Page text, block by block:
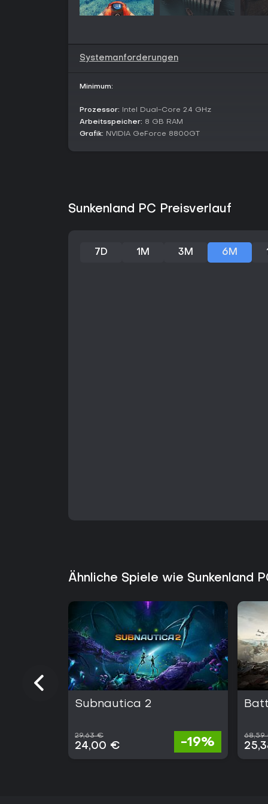
Systemanforderungen
Minimum:
Prozessor: Intel Dual-Core 2.4 GHz
Arbeitsspeicher: 8 GB RAM
Grafik: NVIDIA GeForce 8800GT
Sunkenland PC Preisverlauf
7D 1M 3M 6M
Ähnliche Spiele wie Sunkenland
Subnautica 2
29,63 €
24,00 € -19%
68,59